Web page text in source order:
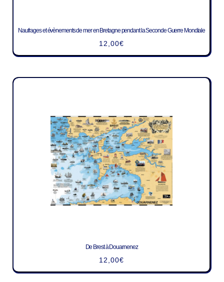
Naufrages et évènements de mer en Bretagne pendant la Seconde Guerre Mondiale
12,00€
De Brest à Douarnenez
12,00€